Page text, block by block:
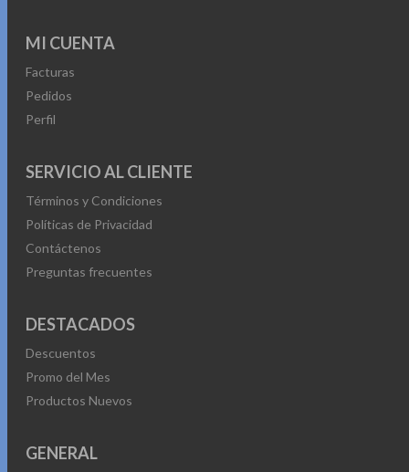
MI CUENTA
Facturas
Pedidos
Perfil
SERVICIO AL CLIENTE
Términos y Condiciones
Políticas de Privacidad
Contáctenos
Preguntas frecuentes
DESTACADOS
Descuentos
Promo del Mes
Productos Nuevos
GENERAL